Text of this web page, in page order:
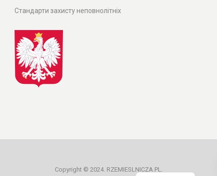
Стандарти захисту неповнолітніх
Copyright © 2024. RZEMIESLNICZA.PL.Polish